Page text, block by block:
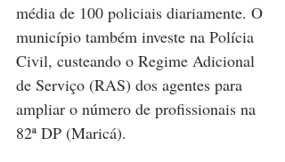
média de 100 policiais diariamente. O
município também investe na Polícia
Civil, custeando o Regime Adicional
de Serviço (RAS) dos agentes para
ampliar o número de profissionais na
82ª DP (Maricá).